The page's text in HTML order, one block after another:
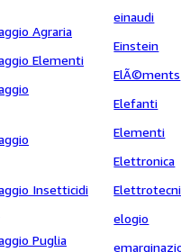
Agraria
Elementi
Insetticidi
Puglia
einaudi
Einstein
ElÃ©ments
Elefanti
Elementi
Elettronica
elogio